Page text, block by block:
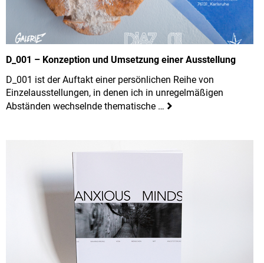
D_001 – Konzeption und Umsetzung einer Ausstellung
D_001 ist der Auftakt einer persönlichen Reihe von
Einzelausstellungen, in denen ich in unregelmäßigen
Abständen wechselnde thematische …